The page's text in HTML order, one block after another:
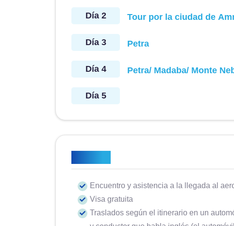
Día 2 Tour por la ciudad de
Día 3 Petra
Día 4 Petra/ Madaba/ Monte
Día 5
Encuentro y asistencia a la llegada al
Visa gratuita
Traslados según el itinerario en un